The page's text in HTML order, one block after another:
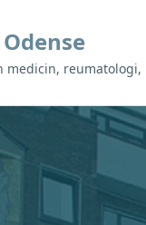
reumatologi,